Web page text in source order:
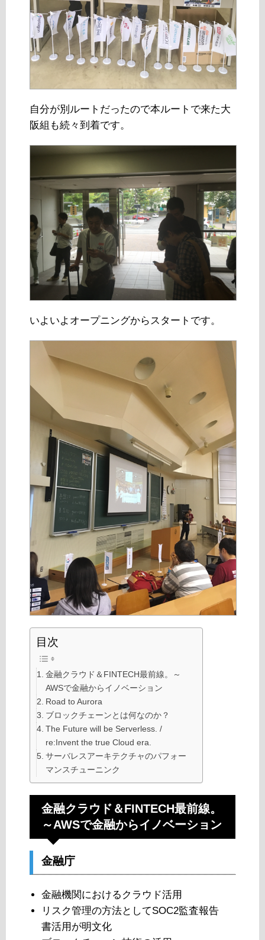
自分が別ルートだったので本ルートで来た大
阪組も続々到着です。
いよいよオープニングからスタートです。
目次
金融クラウド＆FINTECH最前線。～
AWSで金融からイノベーション
Road to Aurora
ブロックチェーンとは何なのか？
The Future will be Serverless. /
re:Invent the true Cloud era.
サーバレスアーキテクチャのパフォー
マンスチューニンク
金融クラウド＆FINTECH最前線。
～AWSで金融からイノベーション
金融庁
金融機関におけるクラウド活用
リスク管理の方法としてSOC2監査報告
書活用が明文化